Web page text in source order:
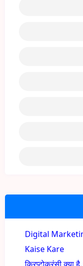
Digital
Kaise Kare